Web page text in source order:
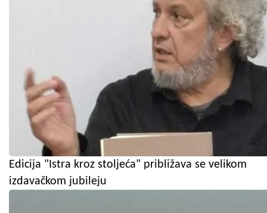
Edicija "Istra kroz stoljeća" približava se velikom
izdavačkom jubileju